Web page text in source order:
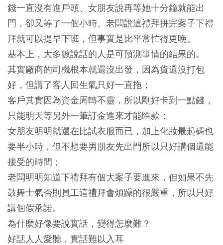
錢一直沒有進戶頭、女朋友說再等她十分鐘就能出
門，卻又等了一個小時、老闆說這禮拜拼完案子下禮
拜就可以提早下班，但事實是比平常忙得更晚。
基本上，大多數說話的人是可預測事情的結果的。
其實廠商的司機根本就還沒出發，因為貨還沒打包
好，但講了客人回生氣只好一直拖；
客戶其實因為資金周轉不靈，所以剛好卡到一點錢，
只能明天等另外一筆訂金進來才能匯款；
女朋友明明就還在比試衣服而已，加上化妝最起碼也
要半小時，但不想要男朋友先出門所以只好講個還能
接受的時間；
老闆明明知道下禮拜有個大案子要進來，但如果不先
鼓舞士氣否則員工這禮拜會煩躁的很嚴重，所以只好
講個假承諾。
為什麼好像要說實話，變得怎麼難？
好話人人愛聽，實話難以入耳